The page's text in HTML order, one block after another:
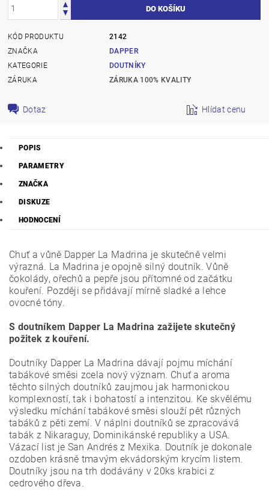
KÓD PRODUKTU
2142
ZNAČKA
DAPPER
KATEGORIE
DOUTNÍKY
ZÁRUKA
ZÁRUKA 100% KVALITY
Dotaz Hlídat cenu
POPIS
PARAMETRY
ZNAČKA
DISKUZE
HODNOCENÍ
Chuť a vůně Dapper La Madrina je skutečně velmi
výrazná. La Madrina je opojně silný doutník. Vůně
čokolády, ořechů a pepře jsou přítomné od začátku
kouření. Později se přidávají mírně sladké a lehce
ovocné tóny.
S doutníkem Dapper La Madrina zažijete skutečný
požitek z kouření.
Doutníky Dapper La Madrina dávají pojmu míchání
tabákové směsi zcela nový význam. Chuť a aroma
těchto silných doutníků zaujmou jak harmonickou
komplexností, tak i bohatostí a intenzitou. Ke skvělému
výsledku míchání tabákové směsi slouží pět různých
tabáků z pěti zemí. V náplni doutníků se zpracovává
tabák z Nikaraguy, Dominikánské republiky a USA.
Vázací list je San Andrés z Mexika. Doutník je dokonale
ozdoben krásně tmavým ekvádorským krycím listem.
Doutníky jsou na trh dodávány v 20ks krabici z
cedrového dřeva.